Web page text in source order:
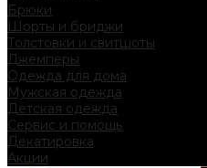
Брюки
Шорты и бриджи
Толстовки и свитшоты
Джемперы
Одежда для дома
Мужская одежда
Детская одежда
Сервис и помощь
Декатировка
Акции